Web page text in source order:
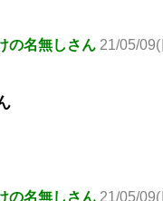
の名無しさん 21/05/
の名無しさん 21/05/